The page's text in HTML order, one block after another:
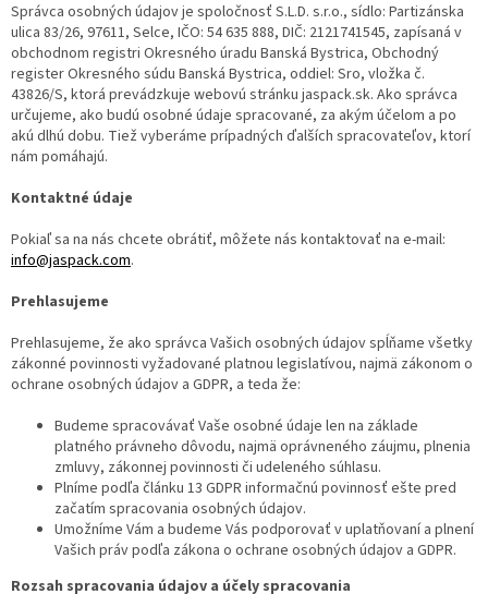
Správca osobných údajov je spoločnosť S.L.D. s.r.o., sídlo: Partizánska
ulica 83/26, 97611, Selce, IČO: 54 635 888, DIČ: 2121741545, zapísaná v
obchodnom registri Okresného úradu Banská Bystrica, Obchodný
register Okresného súdu Banská Bystrica, oddiel: Sro, vložka č.
43826/S, ktorá prevádzkuje webovú stránku jaspack.sk. Ako správca
určujeme, ako budú osobné údaje spracované, za akým účelom a po
akú dlhú dobu. Tiež vyberáme prípadných ďalších spracovateľov, ktorí
nám pomáhajú.
Kontaktné údaje
Pokiaľ sa na nás chcete obrátiť, môžete nás kontaktovať na e-mail:
info@jaspack.com.
Prehlasujeme
Prehlasujeme, že ako správca Vašich osobných údajov spĺňame všetky
zákonné povinnosti vyžadované platnou legislatívou, najmä zákonom o
ochrane osobných údajov a GDPR, a teda že:
Budeme spracovávať Vaše osobné údaje len na základe
platného právneho dôvodu, najmä oprávneného záujmu, plnenia
zmluvy, zákonnej povinnosti či udeleného súhlasu.
Plníme podľa článku 13 GDPR informačnú povinnosť ešte pred
začatím spracovania osobných údajov.
Umožníme Vám a budeme Vás podporovať v uplatňovaní a plnení
Vašich práv podľa zákona o ochrane osobných údajov a GDPR.
Rozsah spracovania údajov a účely spracovania